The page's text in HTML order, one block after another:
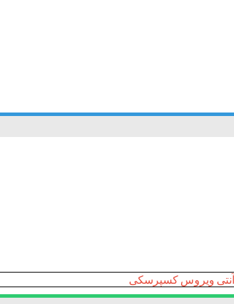
آنتی ویروس کسپرسکی